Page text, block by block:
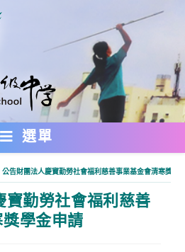
選單
公告財團法人慶寶勤勞社會福利慈善事業基金會清寒獎學
寶勤勞社會福利慈善
學金申請